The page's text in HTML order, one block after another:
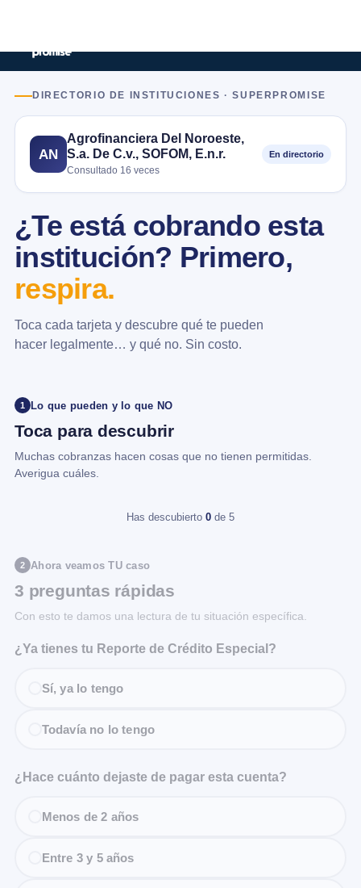
DIRECTORIO DE INSTITUCIONES · SUPERPROMISE
AN
Agrofinanciera Del Noroeste,
S.a. De C.v., SOFOM, E.n.r.
Consultado 16 veces
En directorio
¿Te está cobrando esta
institución? Primero,
respira.
Toca cada tarjeta y descubre qué te pueden
hacer legalmente… y qué no. Sin costo.
1 Lo que pueden y lo que NO
Toca para descubrir
Muchas cobranzas hacen cosas que no tienen permitidas.
Averigua cuáles.
Has descubierto 0 de 5
2 Ahora veamos TU caso
3 preguntas rápidas
Con esto te damos una lectura de tu situación específica.
¿Ya tienes tu Reporte de Crédito Especial?
Sí, ya lo tengo
Todavía no lo tengo
¿Hace cuánto dejaste de pagar esta cuenta?
Menos de 2 años
Entre 3 y 5 años